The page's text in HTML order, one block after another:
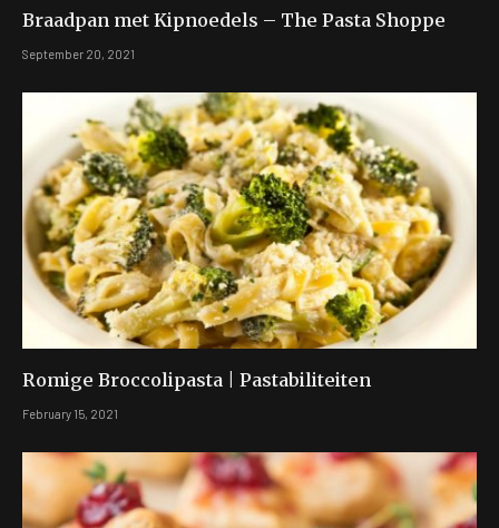
Braadpan met Kipnoedels – The Pasta Shoppe
September 20, 2021
Romige Broccolipasta | Pastabiliteiten
February 15, 2021